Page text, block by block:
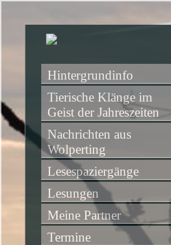
Hintergrundinfo
Tierische Klänge im
Geist der Jahreszeiten
Nachrichten aus
Wolperting
Lesespaziergänge
Lesungen
Meine Partner
Termine